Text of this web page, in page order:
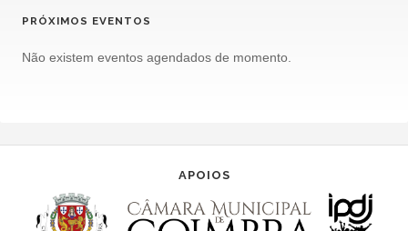
PRÓXIMOS EVENTOS
Não existem eventos agendados de momento.
APOIOS